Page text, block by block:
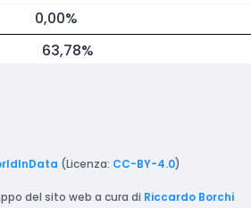
0,00%
63,78%
(Licenza: CC-BY-4.0)
del sito web a cura di Riccardo Borchi